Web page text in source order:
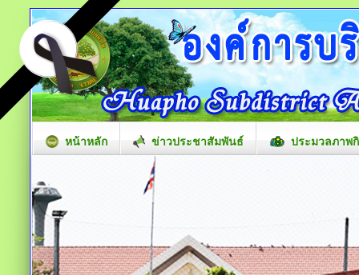
หน้าหลัก ข่าวประชาสัมพันธ์ ประมวลภาพ